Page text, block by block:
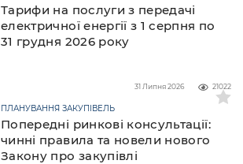
Тарифи на послуги з передачі
електричної енергії з 1 серпня по
31 грудня 2026 року
21022
31 Липня 2026
Попередні ринкові консультації:
чинні правила та новели нового
Закону про закупівлі
ПЛАНУВАННЯ ЗАКУПІВЕЛЬ